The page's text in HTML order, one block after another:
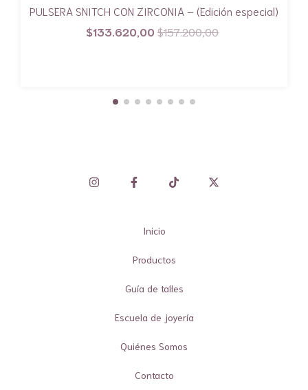
PULSERA SNITCH CON ZIRCONIA – (Edición especial)
$133.620,00 $157.200,00
Inicio
Productos
Guía de talles
Escuela de joyería
Quiénes Somos
Contacto